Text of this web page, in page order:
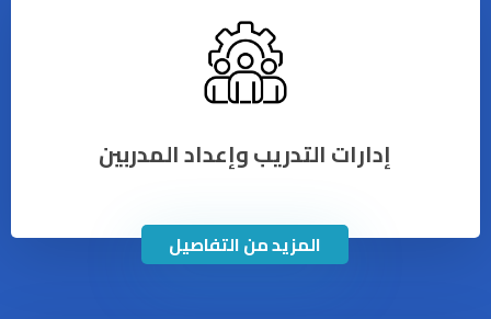
إدارات التدريب وإعداد المدربين
المزيد من التفاصيل